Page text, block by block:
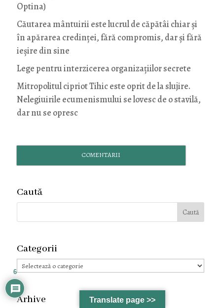
Optina)
Căutarea mântuirii este lucrul de căpătâi chiar și
în apărarea credinței, fără compromis, dar și fără
ieșire din sine
Lege pentru interzicerea organizaţiilor secrete
Mitropolitul cipriot Tihic este oprit de la slujire.
Nelegiuirile ecumenismului se lovesc de o stavilă,
dar nu se opresc
COMENTARII
Caută
Categorii
Categorii
Arhive Translate page >>
6